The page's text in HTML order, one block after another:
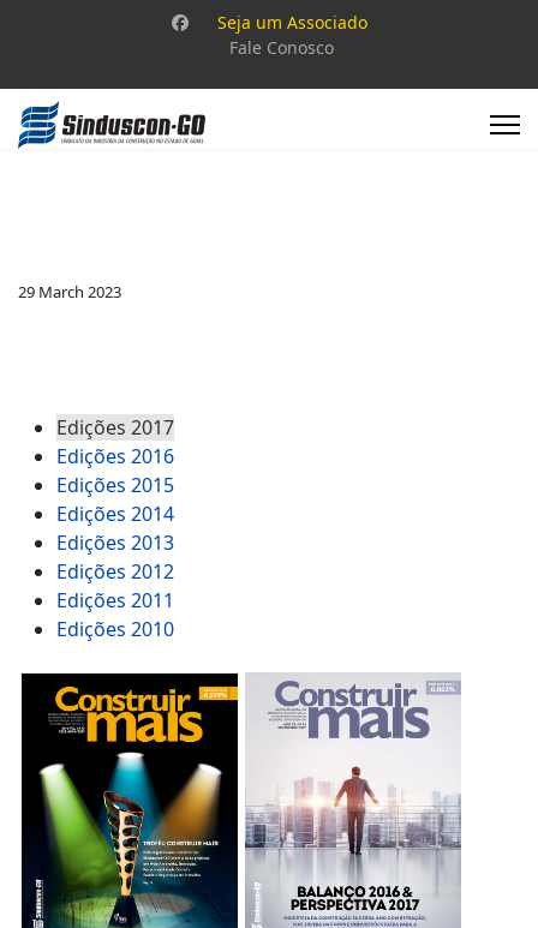
Seja um Associado
Fale Conosco
29 March 2023
Edições 2017
Edições 2016
Edições 2015
Edições 2014
Edições 2013
Edições 2012
Edições 2011
Edições 2010